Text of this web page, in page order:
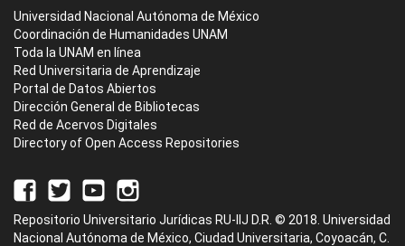
Universidad Nacional Autónoma de México
Coordinación de Humanidades UNAM
Toda la UNAM en línea
Red Universitaria de Aprendizaje
Portal de Datos Abiertos
Dirección General de Bibliotecas
Red de Acervos Digitales
Directory of Open Access Repositories
Repositorio Universitario Jurídicas RU-IIJ D.R. © 2018. Universidad
Nacional Autónoma de México, Ciudad Universitaria, Coyoacán, C.